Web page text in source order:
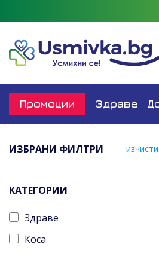
Промоции Здраве
ИЗБРАНИ ФИЛТРИ
КАТЕГОРИИ
Здраве
Коса